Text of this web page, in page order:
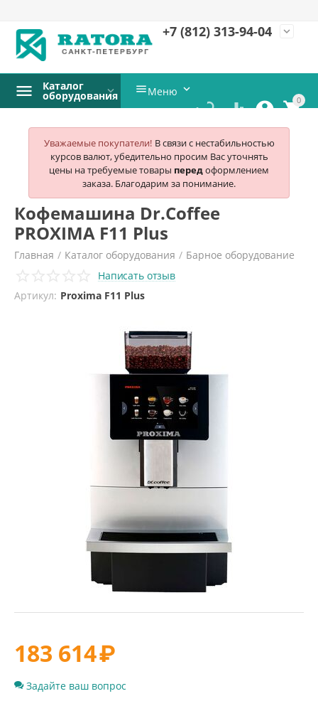
+7 (812) 313-94-04 expand_more
0


 
Каталог
оборудования Меню 
Уважаемые покупатели! В связи с нестабильностью
курсов валют, убедительно просим Вас уточнять
цены на требуемые товары передоформлением
заказа. Благодарим за понимание.
Кофемашина Dr.Coffee
PROXIMA F11 Plus
Главная / Каталог оборудования / Барное оборудование
/ Dr.coffee proxima
Написать отзыв
Артикул: Proxima F11 Plus
183 614₽
Задайте ваш вопрос